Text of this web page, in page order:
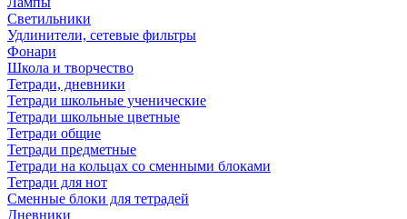
Светильники
Удлинители, сетевые фильтры
Фонари
Школа и творчество
Тетради, дневники
Тетради школьные ученические
Тетради школьные цветные
Тетради общие
Тетради предметные
Тетради на кольцах со сменными блоками
Тетради для нот
Сменные блоки для тетрадей
Дневники